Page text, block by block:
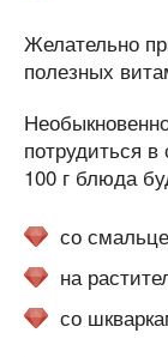
Желательно
полезных
потрудиться
100 г блюда
со
на
со